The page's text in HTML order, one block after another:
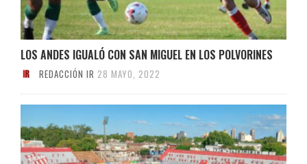
LOS ANDES IGUALÓ CON SAN MIGUEL EN LOS POLVORINES
REDACCIÓN IR 28 MAYO, 2022